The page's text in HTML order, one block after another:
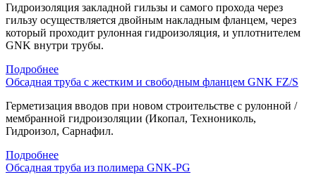
Гидроизоляция закладной гильзы и самого прохода через
гильзу осуществляется двойным накладным фланцем, через
который проходит рулонная гидроизоляция, и уплотнителем
GNK внутри трубы.
Подробнее
Обсадная труба с жестким и свободным фланцем GNK FZ/S
Герметизация вводов при новом строительстве c рулонной /
мембранной гидроизоляции (Икопал, Технониколь,
Гидроизол, Сарнафил.
Подробнее
Обсадная труба из полимера GNK-PG